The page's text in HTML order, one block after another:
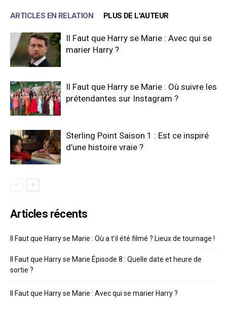
ARTICLES EN RELATION PLUS DE L'AUTEUR
Il Faut que Harry se Marie : Avec qui se
marier Harry ?
Il Faut que Harry se Marie : Où suivre les
prétendantes sur Instagram ?
Sterling Point Saison 1 : Est ce inspiré
d’une histoire vraie ?
Articles récents
Il Faut que Harry se Marie : Où a t’il été filmé ? Lieux de tournage !
Il Faut que Harry se Marie Épisode 8 : Quelle date et heure de
sortie ?
Il Faut que Harry se Marie : Avec qui se marier Harry ?